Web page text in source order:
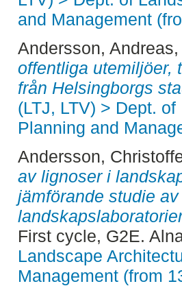
and Management
Andersson, Andreas
offentliga utemiljöer,
från Helsingborgs
(LTJ, LTV) > Dept.
Planning and
Andersson,
av lignoser i
jämförande studie
First cycle, G2E.
Landscape
Management (from